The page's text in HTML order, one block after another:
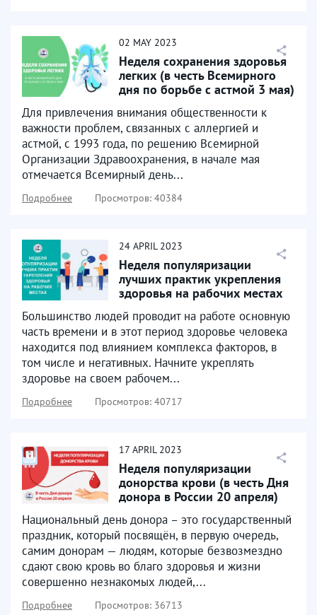
02 MAY 2023
Неделя сохранения здоровья
легких (в честь Всемирного
дня по борьбе с астмой 3 мая)
Для привлечения внимания общественности к
важности проблем, связанных с аллергией и
астмой, с 1993 года, по решению Всемирной
Организации Здравоохранения, в начале мая
отмечается Всемирный день...
Подробнее Просмотров: 40384
24 APRIL 2023
Неделя популяризации
лучших практик укрепления
здоровья на рабочих местах
Большинство людей проводит на работе основную
часть времени и в этот период здоровье человека
находится под влиянием комплекса факторов, в
том числе и негативных. Начните укреплять
здоровье на своем рабочем...
Подробнее Просмотров: 40717
17 APRIL 2023
Неделя популяризации
донорства крови (в честь Дня
донора в России 20 апреля)
Национальный день донора – это государственный
праздник, который посвящён, в первую очередь,
самим донорам — людям, которые безвозмездно
сдают свою кровь во благо здоровья и жизни
совершенно незнакомых людей,...
Подробнее Просмотров: 36713